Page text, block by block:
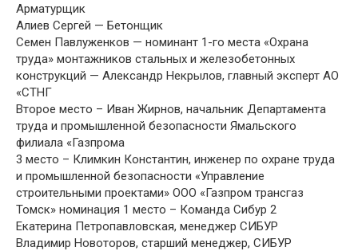
Арматурщик
Алиев Сергей — Бетонщик
Семен Павлуженков — номинант 1-го места «Охрана
труда» монтажников стальных и железобетонных
конструкций — Александр Некрылов, главный эксперт АО
«СТНГ
Второе место – Иван Жирнов, начальник Департамента
труда и промышленной безопасности Ямальского
филиала «Газпрома
3 место – Климкин Константин, инженер по охране труда
и промышленной безопасности «Управление
строительными проектами» ООО «Газпром трансгаз
Томск» номинация 1 место – Команда Сибур 2
Екатерина Петропавловская, менеджер СИБУР
Владимир Новоторов, старший менеджер, СИБУР